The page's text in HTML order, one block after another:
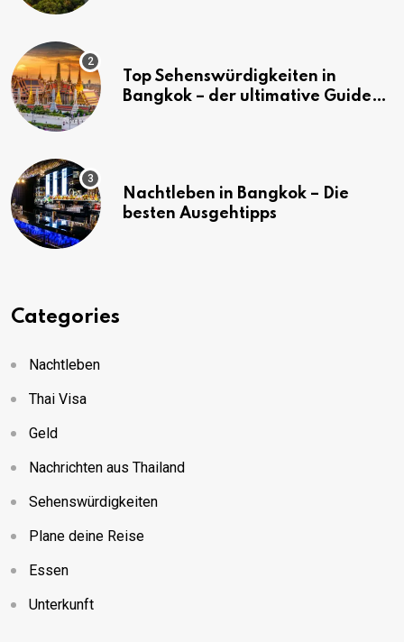
Top Sehenswürdigkeiten in
Bangkok – der ultimative Guide
Nachtleben in Bangkok – Die
besten Ausgehtipps
Categories
Nachtleben
Thai Visa
Geld
Nachrichten aus Thailand
Sehenswürdigkeiten
Plane deine Reise
Essen
Unterkunft